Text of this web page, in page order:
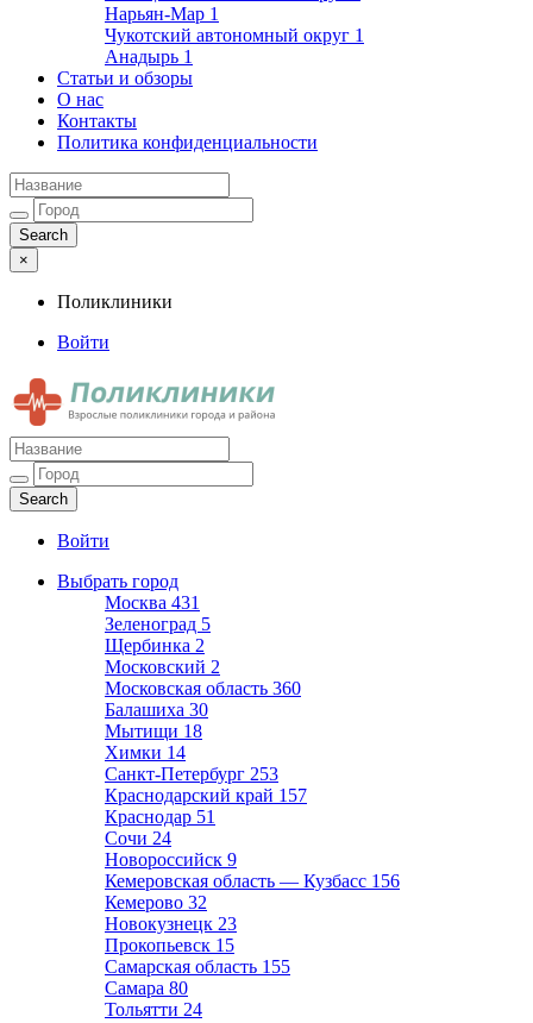
Нарьян-Мар 1
Чукотский автономный округ 1
Анадырь 1
Статьи и обзоры
О нас
Контакты
Политика конфиденциальности
×
Поликлиники
Войти
Поликлиники
Взрослые поликлиники города и района
Войти
Выбрать город
Москва 431
Зеленоград 5
Щербинка 2
Московский 2
Московская область 360
Балашиха 30
Мытищи 18
Химки 14
Санкт-Петербург 253
Краснодарский край 157
Краснодар 51
Сочи 24
Новороссийск 9
Кемеровская область — Кузбасс 156
Кемерово 32
Новокузнецк 23
Прокопьевск 15
Самарская область 155
Самара 80
Тольятти 24